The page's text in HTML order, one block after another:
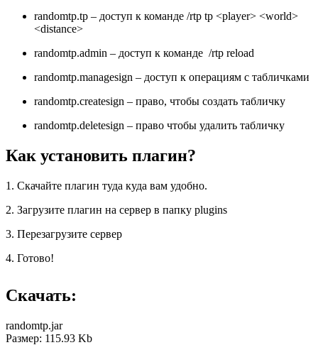
randomtp.tp – доступ к команде /rtp tp <player> <world>
<distance>
randomtp.admin – доступ к команде /rtp reload
randomtp.managesign – доступ к операциям с табличками
randomtp.createsign – право, чтобы создать табличку
randomtp.deletesign – право чтобы удалить табличку
Как установить плагин?
1. Скачайте плагин туда куда вам удобно.
2. Загрузите плагин на сервер в папку plugins
3. Перезагрузите сервер
4. Готово!
Скачать:
randomtp.jar
Размер: 115.93 Kb